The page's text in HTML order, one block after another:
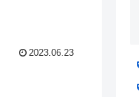
2023.06.23